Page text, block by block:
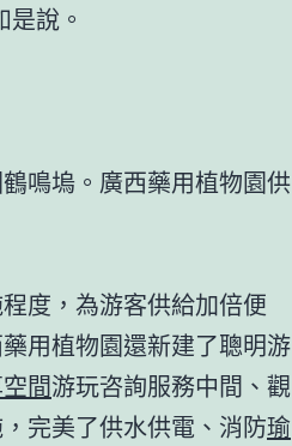
說。
鳴塢。廣西藥用植物園供
度，為游客供給加倍便
用植物園還新建了聰明游
間游玩咨詢服務中間、觀
完美了供水供電、消防瑜